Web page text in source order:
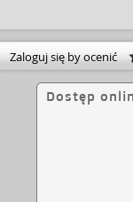
w ciele
jad pewnego
na dzień pozostaje
skrupulatnej
się gra, w którą ktoś
Zaloguj się by ocenić
Dostęp